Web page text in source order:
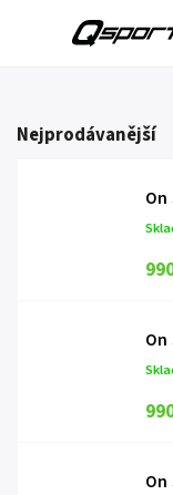
Nejprodávanější
On
On
On